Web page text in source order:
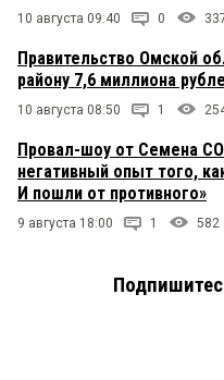
10 августа 09:40 0
Правительство Омской
району 7,6 миллиона
10 августа 08:50 1
Провал-шоу от Семена
негативный опыт того,
И пошли от противного»
9 августа 18:00 1 582